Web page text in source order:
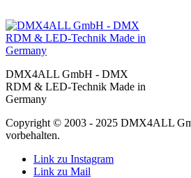
DMX4ALL GmbH - DMX
RDM & LED-Technik Made in
Germany
Copyright © 2003 - 2025 DMX4ALL
vorbehalten.
Link zu Instagram
Link zu Mail